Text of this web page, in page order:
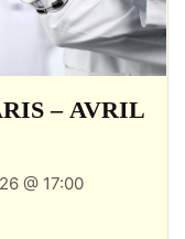
– AVRIL
@ 17:00